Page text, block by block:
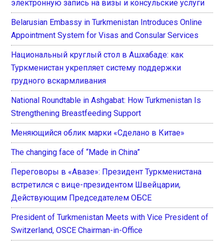
электронную запись на визы и консульские услуги
Belarusian Embassy in Turkmenistan Introduces Online
Appointment System for Visas and Consular Services
Национальный круглый стол в Ашхабаде: как
Туркменистан укрепляет систему поддержки
грудного вскармливания
National Roundtable in Ashgabat: How Turkmenistan Is
Strengthening Breastfeeding Support
Меняющийся облик марки «Сделано в Китае»
The changing face of “Made in China”
Переговоры в «Авазе»: Президент Туркменистана
встретился с вице-президентом Швейцарии,
Действующим Председателем ОБСЕ
President of Turkmenistan Meets with Vice President of
Switzerland, OSCE Chairman-in-Office